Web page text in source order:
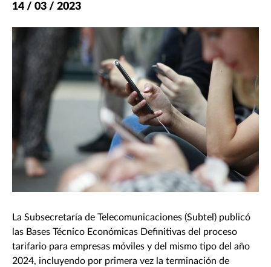
14 / 03 / 2023
La Subsecretaría de Telecomunicaciones (Subtel) publicó
las Bases Técnico Económicas Definitivas del proceso
tarifario para empresas móviles y del mismo tipo del año
2024, incluyendo por primera vez la terminación de